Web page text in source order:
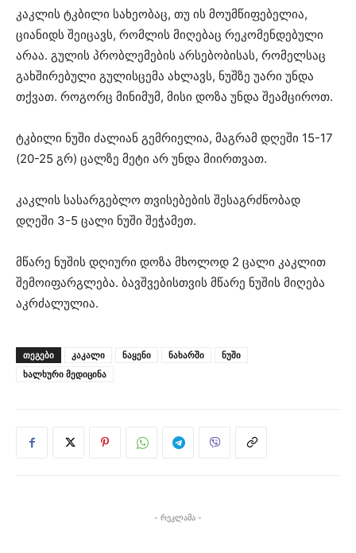
კაკლის ტკბილი სახეობაც, თუ ის მოუმწიფებელია,
ციანიდს შეიცავს, რომლის მიღებაც რეკომენდებული
არაა. გულის პრობლემების არსებობისას, რომელსაც
გახშირებული გულისცემა ახლავს, ნუშზე უარი უნდა
თქვათ. როგორც მინიმუმ, მისი დოზა უნდა შეამციროთ.
ტკბილი ნუში ძალიან გემრიელია, მაგრამ დღეში 15-17
(20-25 გრ) ცალზე მეტი არ უნდა მიირთვათ.
კაკლის სასარგებლო თვისებების შესაგრძნობად
დღეში 3-5 ცალი ნუში შეჭამეთ.
მწარე ნუშის დღიური დოზა მხოლოდ 2 ცალი კაკლით
შემოიფარგლება. ბავშვებისთვის მწარე ნუშის მიღება
აკრძალულია.
ᲗᲔᲒᲔᲑᲘ კაკალი ნაყენი ნახარში
ნუში
ხალხური მედიცინა
- რეკლამა -